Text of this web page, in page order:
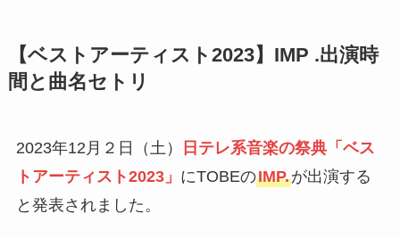
【ベストアーティスト2023】IMP .出演時
間と曲名セトリ
2023年12月２日（土）
日テレ系音楽の祭典「ベス
トアーティスト2023」 にTOBEのIMP.が出演する
と発表されました。